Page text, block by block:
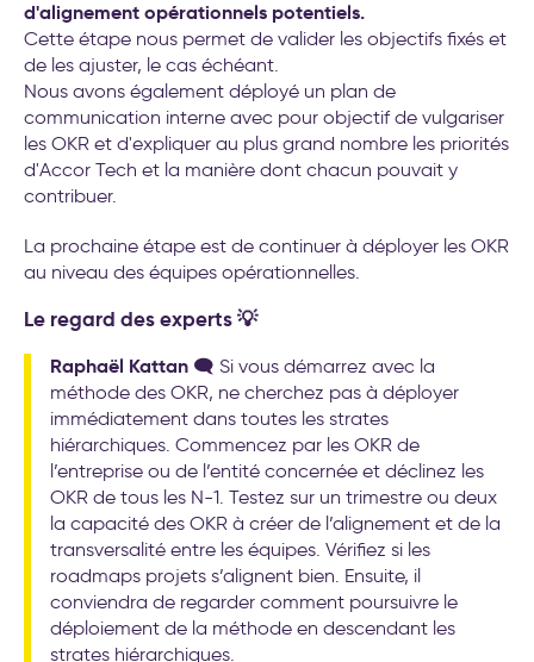
d'alignement opérationnels potentiels.
Cette étape nous permet de valider les objectifs fixés et
de les ajuster, le cas échéant.
Nous avons également déployé un plan de
communication interne avec pour objectif de vulgariser
les OKR et d'expliquer au plus grand nombre les priorités
d'Accor Tech et la manière dont chacun pouvait y
contribuer.
La prochaine étape est de continuer à déployer les OKR
au niveau des équipes opérationnelles.
Le regard des experts 💡
Raphaël Kattan 🗨️ Si vous démarrez avec la
méthode des OKR, ne cherchez pas à déployer
immédiatement dans toutes les strates
hiérarchiques. Commencez par les OKR de
l’entreprise ou de l’entité concernée et déclinez les
OKR de tous les N-1. Testez sur un trimestre ou deux
la capacité des OKR à créer de l’alignement et de la
transversalité entre les équipes. Vérifiez si les
roadmaps projets s’alignent bien. Ensuite, il
conviendra de regarder comment poursuivre le
déploiement de la méthode en descendant les
strates hiérarchiques.